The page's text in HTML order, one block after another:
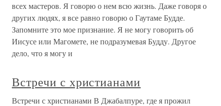
всех мастеров. Я говорю о нем всю жизнь. Даже говоря о
других людях, я все равно говорю о Гаутаме Будде.
Запомните это мое признание. Я не могу говорить об
Иисусе или Магомете, не подразумевая Будду. Другое
дело, что я могу и
Встречи с христианами
Встречи с христианами В Джабалпуре, где я прожил